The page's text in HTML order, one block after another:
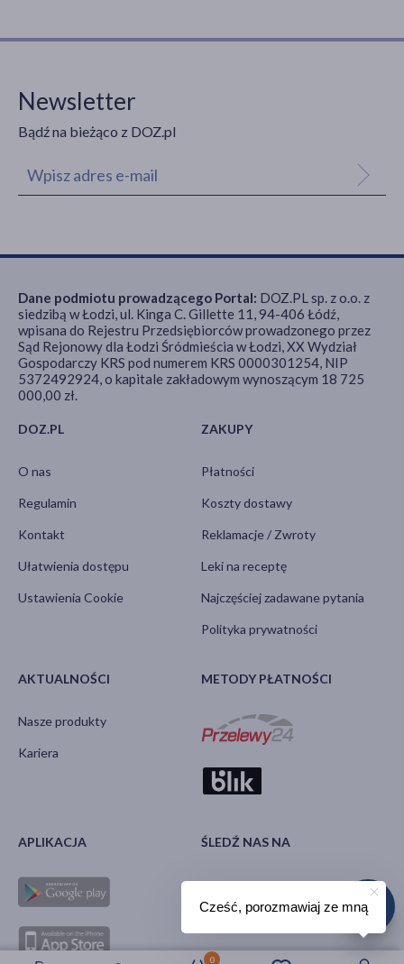
0
Newsletter
Bądź na bieżąco z DOZ.pl
DOZ.PL
O nas
Regulamin
Kontakt
Ułatwienia dostępu
Ustawienia Cookie
ZAKUPY
Płatności
Koszty dostawy
Reklamacje / Zwroty
Leki na receptę
Najczęściej zadawane pytania
Polityka prywatności
AKTUALNOŚCI
Nasze produkty
Kariera
METODY PŁATNOŚCI
APLIKACJA ŚLEDŹ NAS NA
Dane podmiotu prowadzącego Portal: DOZ.PL sp. z o.o. z
siedzibą w Łodzi, ul. Kinga C. Gillette 11, 94-406 Łódź,
wpisana do Rejestru Przedsiębiorców prowadzonego przez
Sąd Rejonowy dla Łodzi Śródmieścia w Łodzi, XX Wydział
Gospodarczy KRS pod numerem KRS 0000301254, NIP
5372492924, o kapitale zakładowym wynoszącym 18 725
000,00 zł.
Cześć, porozmawiaj ze mną